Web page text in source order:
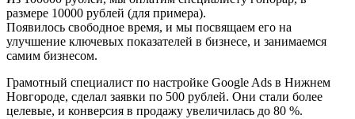
размере 10000 рублей (для примера).
Появилось свободное время, и мы посвящаем его на
улучшение ключевых показателей в бизнесе, и занимаемся
самим бизнесом.
Грамотный специалист по настройке Google Ads в Нижнем
Новгороде, сделал заявки по 500 рублей. Они стали более
целевые, и конверсия в продажу увеличилась до 80 %.